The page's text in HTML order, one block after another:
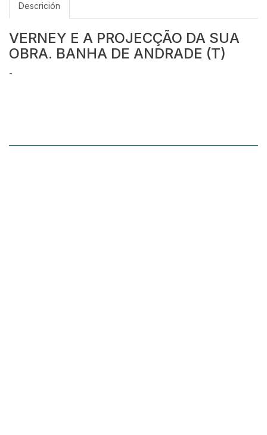
Descrición
VERNEY E A PROJECÇÃO DA SUA
OBRA. BANHA DE ANDRADE (T)
-